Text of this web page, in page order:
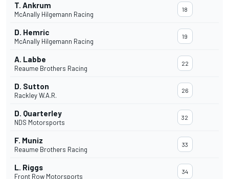
T. Ankrum
McAnally Hilgemann Racing
18
D. Hemric
McAnally Hilgemann Racing
19
A. Labbe
Reaume Brothers Racing
22
D. Sutton
Rackley W.A.R.
26
D. Quarterley
NDS Motorsports
32
F. Muniz
Reaume Brothers Racing
33
L. Riggs
Front Row Motorsports
34